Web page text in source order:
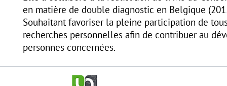
en matière de double diagnostic en Belgique
Souhaitant favoriser la pleine participation de
recherches personnelles afin de contribuer au
personnes concernées.